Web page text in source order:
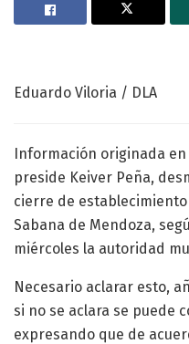
Eduardo Viloria / DLA
Información originada en
preside Keiver Peña,
cierre de
Sabana de Mendoza,
miércoles la autoridad
Necesario aclarar esto,
si no se aclara se puede
expresando que de